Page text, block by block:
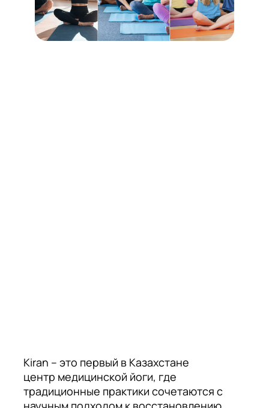
Kiran – это первый в Казахстане
центр медицинской йоги, где
традиционные практики сочетаются с